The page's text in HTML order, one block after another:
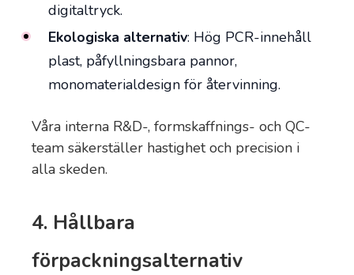
digitaltryck.
Ekologiska alternativ: Hög PCR-innehåll
plast, påfyllningsbara pannor,
monomaterialdesign för återvinning.
Våra interna R&D-, formskaffnings- och QC-
team säkerställer hastighet och precision i
alla skeden.
4. Hållbara
förpackningsalternativ